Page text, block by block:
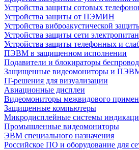
Устройства защиты сотовых
Устройства защиты от ПЭМИН
Устройства виброакустической
Устройства защиты сети
Устройства защиты телефонных и
ПЭВМ в защищенном исполнении
Подавители и блокираторы
Защищенные видеомониторы и
IT-решения для визуализации
Авиационные дисплеи
Видеомониторы межвидового
Защищенные компьютеры
Микродисплейные системы
Промышленные видеомониторы
ЭВМ специального назначения
Российское ПО и оборудование для